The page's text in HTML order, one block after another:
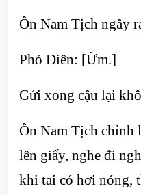
Ôn Nam Tịch ngây
Phó Diên: [Ừm.]
Gửi xong cậu lại
Ôn Nam Tịch chỉnh
lên giấy, nghe đi
khi tai có hơi nóng,